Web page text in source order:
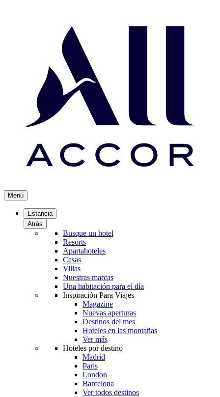
Menú
Estancia
Atrás
Busque un hotel
Resorts
Apartahoteles
Casas
Villas
Nuestras marcas
Una habitación para el día
Inspiración Para Viajes
Magazine
Nuevas aperturas
Destinos del mes
Hoteles en las montañas
Ver más
Hoteles por destino
Madrid
Paris
London
Barcelona
Ver todos destinos